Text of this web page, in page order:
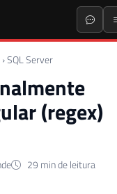
›SQL Server
(regex)
29 min de leitura